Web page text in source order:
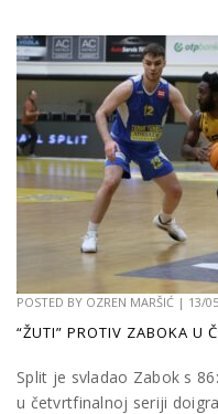
POSTED BY OZREN MARŠIĆ | 13/
“ŽUTI” PROTIV ZABOKA U
Split je svladao Zabok s
u četvrtfinalnoj seriji